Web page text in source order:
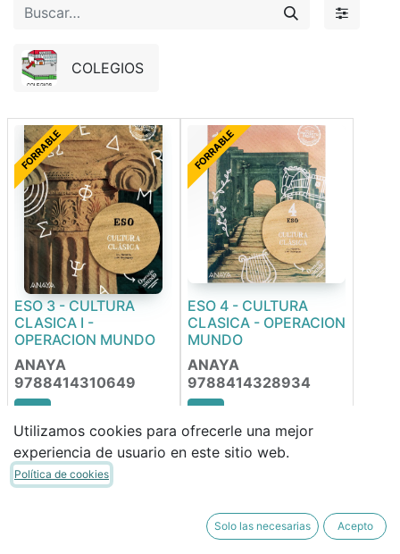
COLEGIOS
FORRABLE
ESO 3 - CULTURA
CLASICA I -
OPERACION MUNDO
ANAYA
9788414310649
48,29€
41,05€
FORRABLE
ESO 4 - CULTURA
CLASICA - OPERACION
MUNDO
ANAYA
9788414328934
48,29€
41,05
FORRABLE
Utilizamos cookies para ofrecerle una mejor
experiencia de usuario en este sitio web.
Política de cookies
Solo las necesarias Acepto